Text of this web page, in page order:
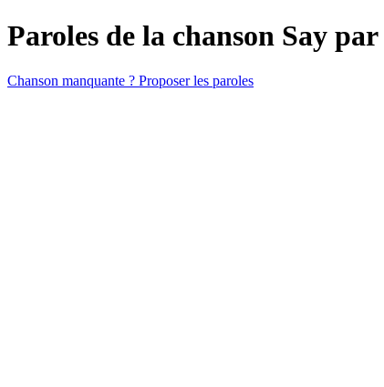
Paroles de la chanson Say par
Chanson manquante ? Proposer les paroles